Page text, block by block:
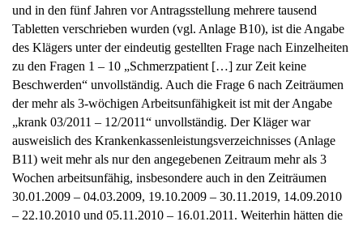
und in den fünf Jahren vor Antragsstellung mehrere tausend
Tabletten verschrieben wurden (vgl. Anlage B10), ist die Angabe
des Klägers unter der eindeutig gestellten Frage nach Einzelheiten
zu den Fragen 1 – 10 „Schmerzpatient […] zur Zeit keine
Beschwerden“ unvollständig. Auch die Frage 6 nach Zeiträumen
der mehr als 3-wöchigen Arbeitsunfähigkeit ist mit der Angabe
„krank 03/2011 – 12/2011“ unvollständig. Der Kläger war
ausweislich des Krankenkassenleistungsverzeichnisses (Anlage
B11) weit mehr als nur den angegebenen Zeitraum mehr als 3
Wochen arbeitsunfähig, insbesondere auch in den Zeiträumen
30.01.2009 – 04.03.2009, 19.10.2009 – 30.11.2019, 14.09.2010
– 22.10.2010 und 05.11.2010 – 16.01.2011. Weiterhin hätten die